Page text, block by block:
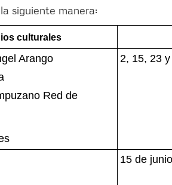
siguiente manera:
culturales
Arango
Red de
2, 15, 23
15 de junio